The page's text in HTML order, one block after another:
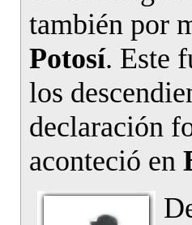
también por
Potosí. Este
los
declaración
aconteció en